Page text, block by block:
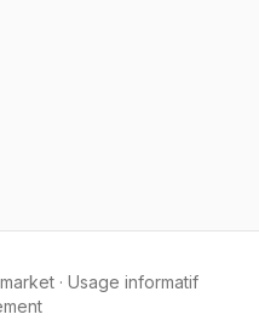
· Usage informatif